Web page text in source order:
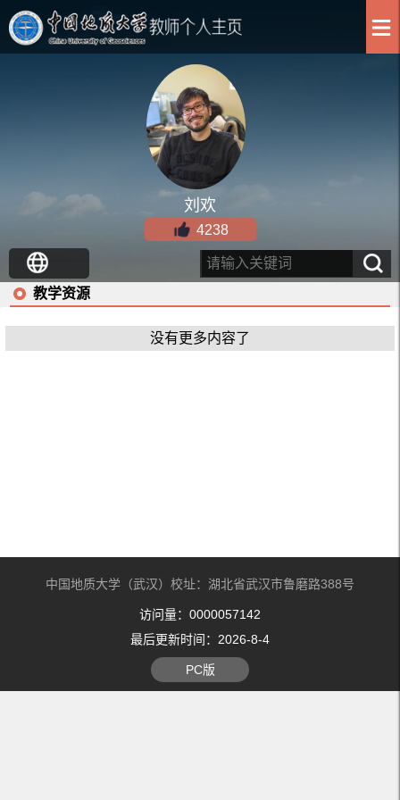
刘欢
4238
教学资源
没有更多内容了
中国地质大学（武汉）校址：湖北省武汉市鲁磨路388号
访问量： 0000057142
最后更新时间： 2026-8-4
PC版